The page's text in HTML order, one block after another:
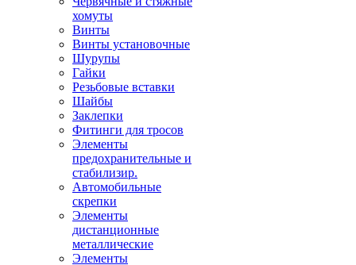
хомуты
Винты
Винты установочные
Шурупы
Гайки
Резьбовые вставки
Шайбы
Заклепки
Фитинги для тросов
Элементы
предохранительные и
стабилизир.
Автомобильные
скрепки
Элементы
дистанционные
металлические
Элементы